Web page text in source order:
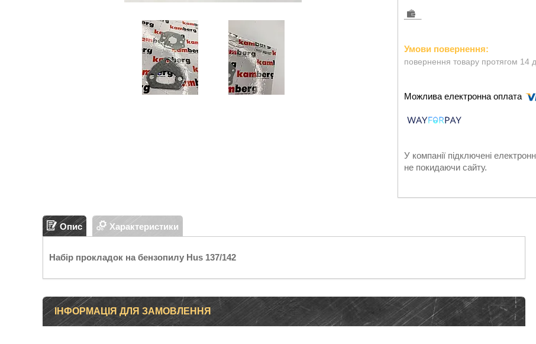
повернення товару протягом 14
У компанії підключені
не покидаючи сайту.
Опис Характеристики
Набір прокладок на бензопилу Hus 137/142
ІНФОРМАЦІЯ ДЛЯ ЗАМОВЛЕННЯ